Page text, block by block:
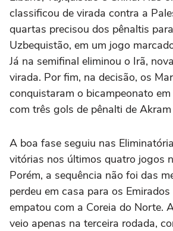
classificou de virada contra a
quartas precisou dos pênaltis
Uzbequistão, em um jogo
Já na semifinal eliminou o Irã,
virada. Por fim, na decisão, os
conquistaram o bicampeonato
com três gols de pênalti de
A boa fase seguiu nas
vitórias nos últimos quatro jogos
Porém, a sequência não foi das
perdeu em casa para os
empatou com a Coreia do Norte.
veio apenas na terceira rodada,